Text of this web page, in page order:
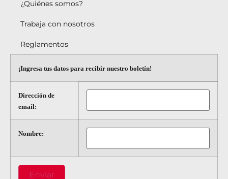
¿Quiénes somos?
Trabaja con nosotros
Reglamentos
¡Ingresa tus datos para recibir nuestro boletín!
Dirección de
email:
Nombre: